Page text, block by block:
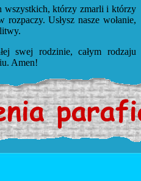
wszystkich, którzy zmarli i którzy
Usłysz nasze wołanie,
swej rodzinie, całym rodzaju
Amen!